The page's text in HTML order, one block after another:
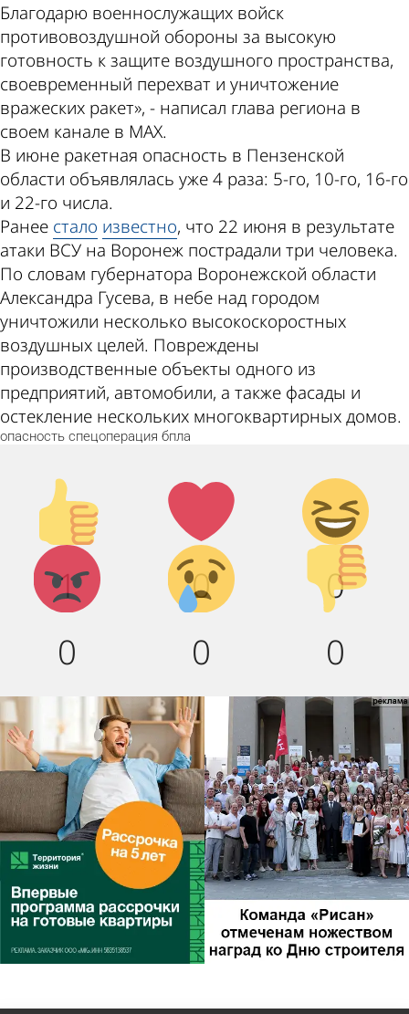
Благодарю военнослужащих войск
противовоздушной обороны за высокую
готовность к защите воздушного пространства,
своевременный перехват и уничтожение
вражеских ракет», - написал глава региона в
своем канале в МАХ.
В июне ракетная опасность в Пензенской
области объявлялась уже 4 раза: 5-го, 10-го, 16-го
и 22-го числа.
Ранее стало известно, что 22 июня в результате
атаки ВСУ на Воронеж пострадали три человека.
По словам губернатора Воронежской области
Александра Гусева, в небе над городом
уничтожили несколько высокоскоростных
воздушных целей. Повреждены
производственные объекты одного из
предприятий, автомобили, а также фасады и
остекление нескольких многоквартирных домов.
опасность спецоперация бпла
Палец
вверх!
1
Лайк!
0
Дикий
смех!
0
Агрессия!
0
Грусть :(
0
Палец
вниз!
0